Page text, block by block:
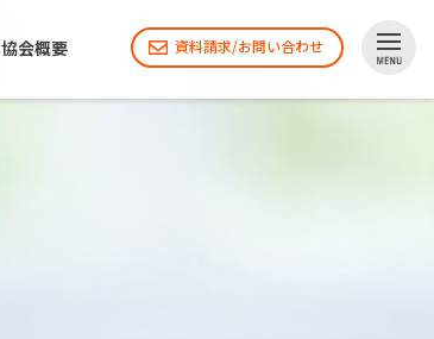
協会概要 資料請求/お問い合わせ